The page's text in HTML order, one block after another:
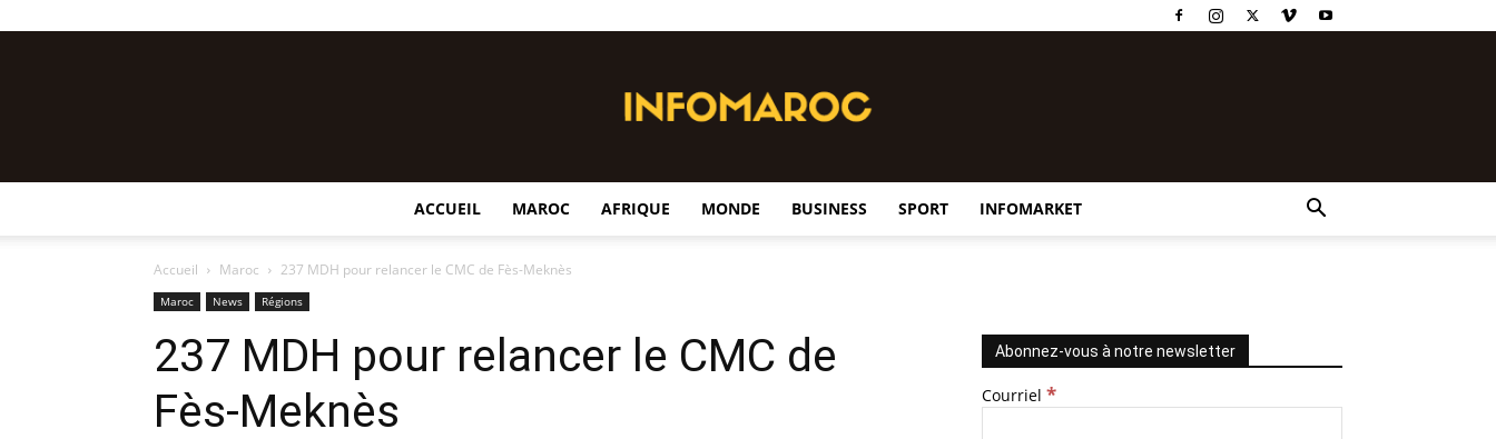
ACCUEIL MAROC AFRIQUE MONDE BUSINESS SPORT INFOMARKET
Accueil Maroc 237 MDH pour relancer le CMC de Fès-Meknès
Maroc News Régions
237 MDH pour relancer le CMC de
Fès-Meknès
Abonnez-vous à notre newsletter
Courriel *